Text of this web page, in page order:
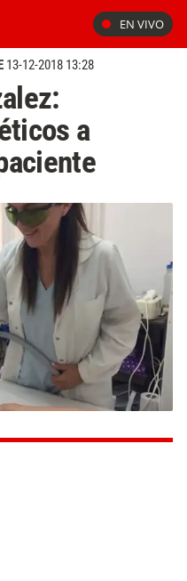
EN VIVO
13-12-2018 13:28
a